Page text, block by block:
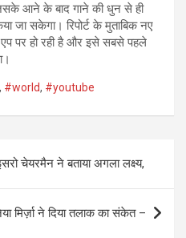
आने के बाद गाने की धुन से ही
जा सकेगा। रिपोर्ट के मुताबिक नए
पर हो रही है और इसे सबसे पहले
, #world, #youtube
चेयरमैन ने बताया अगला लक्ष्य,
मिर्ज़ा ने दिया तलाक का संकेत –